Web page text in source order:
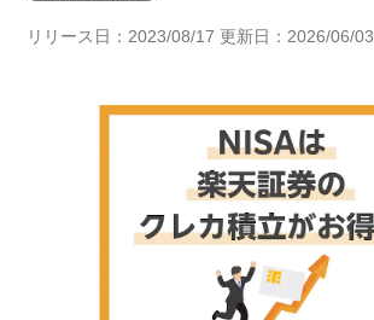
リリース日：2023/08/17 更新日：2026/06/03